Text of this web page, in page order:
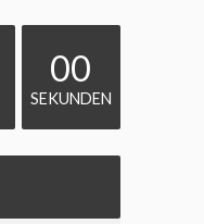
00
SEKUNDEN